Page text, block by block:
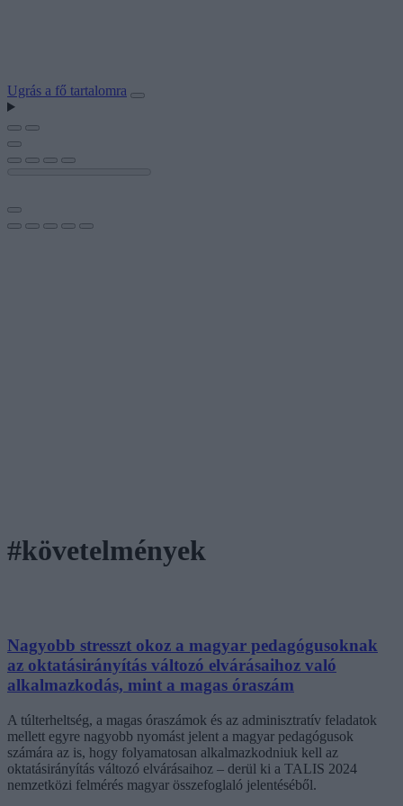
Ugrás a fő tartalomra
#követelmények
Nagyobb stresszt okoz a magyar pedagógusoknak
az oktatásirányítás változó elvárásaihoz való
alkalmazkodás, mint a magas óraszám
A túlterheltség, a magas óraszámok és az adminisztratív feladatok
mellett egyre nagyobb nyomást jelent a magyar pedagógusok
számára az is, hogy folyamatosan alkalmazkodniuk kell az
oktatásirányítás változó elvárásaihoz – derül ki a TALIS 2024
nemzetközi felmérés magyar összefoglaló jelentéséből.